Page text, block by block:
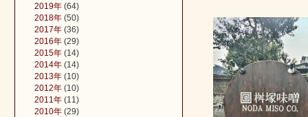
2019年 (64)
2018年 (50)
2017年 (36)
2016年 (29)
2015年 (14)
2014年 (14)
2013年 (10)
2012年 (10)
2011年 (11)
2010年 (29)